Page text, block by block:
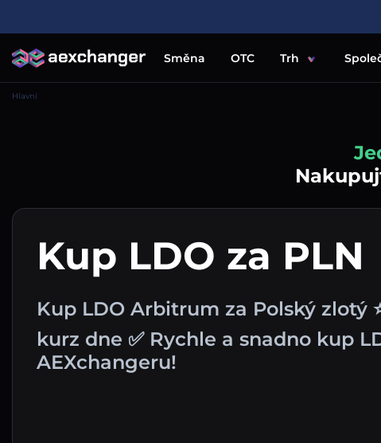
Směna OTC Trh
Hlavní
Kup LDO za PLN
Kup LDO Arbitrum za Polský zlotý
kurz dne ✅ Rychle a snadno kup
AEXchangeru!